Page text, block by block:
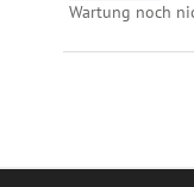
Wartung noch